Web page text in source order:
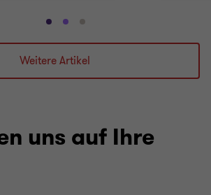
Gehe
zu
Folie
1
Gehe
zu
Folie
2
Gehe
zu
Folie
3
Weitere Artikel
uns auf Ihre